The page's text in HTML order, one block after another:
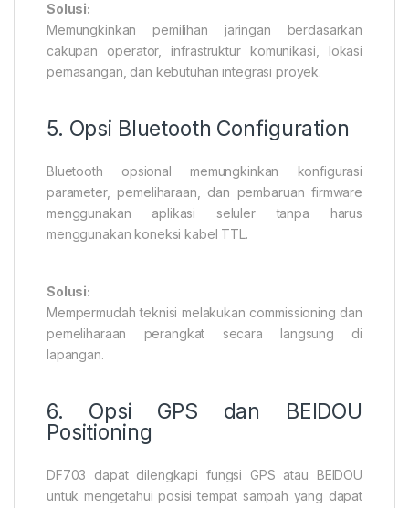
Solusi:
Memungkinkan pemilihan jaringan berdasarkan
cakupan operator, infrastruktur komunikasi, lokasi
pemasangan, dan kebutuhan integrasi proyek.
5. Opsi Bluetooth Configuration
Bluetooth opsional memungkinkan konfigurasi
parameter, pemeliharaan, dan pembaruan firmware
menggunakan aplikasi seluler tanpa harus
menggunakan koneksi kabel TTL.
Solusi:
Mempermudah teknisi melakukan commissioning dan
pemeliharaan perangkat secara langsung di
lapangan.
6. Opsi GPS dan BEIDOU
Positioning
DF703 dapat dilengkapi fungsi GPS atau BEIDOU
untuk mengetahui posisi tempat sampah yang dapat